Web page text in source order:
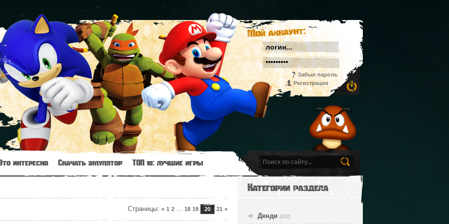
Мой аккаунт:
Забыл пароль
Регистрация
интересно Скачать эмулятор ТОП 10: лучшие игры
Страницы: « 1 2 ... 18 19 20 21 »
Категории раздела
Денди [412]